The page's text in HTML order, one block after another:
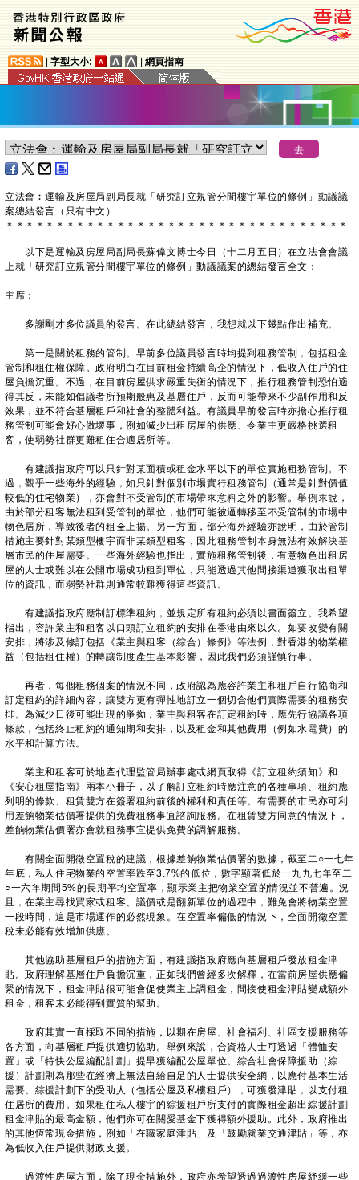
字型大小: 網頁指南
立法會︰運輸及房屋局副局長就「研究訂立規管分間樓宇單位的條例」動議議
案總結發言（只有中文）
＊ ＊ ＊ ＊ ＊ ＊ ＊ ＊ ＊ ＊ ＊ ＊ ＊ ＊ ＊ ＊ ＊ ＊ ＊ ＊ ＊ ＊ ＊ ＊ ＊ ＊ ＊ ＊ ＊ ＊ ＊ ＊ ＊ ＊
以下是運輸及房屋局副局長蘇偉文博士今日（十二月五日）在立法會會議
上就「研究訂立規管分間樓宇單位的條例」動議議案的總結發言全文：
主席：
多謝剛才多位議員的發言。在此總結發言，我想就以下幾點作出補充。
第一是關於租務的管制。早前多位議員發言時均提到租務管制，包括租金
管制和租住權保障。政府明白在目前租金持續高企的情況下，低收入住戶的住
屋負擔沉重。不過，在目前房屋供求嚴重失衡的情況下，推行租務管制恐怕適
得其反，未能如倡議者所預期般惠及基層住戶，反而可能帶來不少副作用和反
效果，並不符合基層租戶和社會的整體利益。有議員早前發言時亦擔心推行租
務管制可能會好心做壞事，例如減少出租房屋的供應、令業主更嚴格挑選租
客，使弱勢社群更難租住合適居所等。
有建議指政府可以只針對某面積或租金水平以下的單位實施租務管制。不
過，觀乎一些海外的經驗，如只針對個別市場實行租務管制（通常是針對價值
較低的住宅物業），亦會對不受管制的市場帶來意料之外的影響。舉例來說，
由於部分租客無法租到受管制的單位，他們可能被逼轉移至不受管制的市場中
物色居所，導致後者的租金上揚。另一方面，部分海外經驗亦說明，由於管制
措施主要針對某類型樓宇而非某類型租客，因此租務管制本身無法有效解決基
層市民的住屋需要。一些海外經驗也指出，實施租務管制後，有意物色出租房
屋的人士或難以在公開市場成功租到單位，只能透過其他間接渠道獲取出租單
位的資訊，而弱勢社群則通常較難獲得這些資訊。
有建議指政府應制訂標準租約，並規定所有租約必須以書面簽立。我希望
指出，容許業主和租客以口頭訂立租約的安排在香港由來以久。如要改變有關
安排，將涉及修訂包括《業主與租客（綜合）條例》等法例，對香港的物業權
益（包括租住權）的轉讓制度產生基本影響，因此我們必須謹慎行事。
再者，每個租務個案的情況不同，政府認為應容許業主和租戶自行協商和
訂定租約的詳細內容，讓雙方更有彈性地訂立一個切合他們實際需要的租務安
排。為減少日後可能出現的爭拗，業主與租客在訂定租約時，應先行協議各項
條款，包括終止租約的通知期和安排，以及租金和其他費用（例如水電費）的
水平和計算方法。
業主和租客可於地產代理監管局辦事處或網頁取得《訂立租約須知》和
《安心租屋指南》兩本小冊子，以了解訂立租約時應注意的各種事項、租約應
列明的條款、租賃雙方在簽署租約前後的權利和責任等。有需要的市民亦可利
用差餉物業估價署提供的免費租務事宜諮詢服務。在租賃雙方同意的情況下，
差餉物業估價署亦會就租務事宜提供免費的調解服務。
有關全面開徵空置稅的建議，根據差餉物業估價署的數據，截至二○一七年
年底，私人住宅物業的空置率跌至3.7%的低位，數字顯著低於一九九七年至二
○一六年期間5%的長期平均空置率，顯示業主把物業空置的情況並不普遍。況
且，在業主尋找買家或租客、議價或是翻新單位的過程中，難免會將物業空置
一段時間，這是市場運作的必然現象。在空置率偏低的情況下，全面開徵空置
稅未必能有效增加供應。
其他協助基層租戶的措施方面，有建議指政府應向基層租戶發放租金津
貼。政府理解基層住戶負擔沉重，正如我們曾經多次解釋，在當前房屋供應偏
緊的情況下，租金津貼很可能會促使業主上調租金，間接使租金津貼變成額外
租金，租客未必能得到實質的幫助。
政府其實一直採取不同的措施，以期在房屋、社會福利、社區支援服務等
各方面，向基層租戶提供適切協助。舉例來說，合資格人士可透過「體恤安
置」或「特快公屋編配計劃」提早獲編配公屋單位。綜合社會保障援助（綜
援）計劃則為那些在經濟上無法自給自足的人士提供安全網，以應付基本生活
需要。綜援計劃下的受助人（包括公屋及私樓租戶），可獲發津貼，以支付租
住居所的費用。如果租住私人樓宇的綜援租戶所支付的實際租金超出綜援計劃
租金津貼的最高金額，他們亦可在關愛基金下獲得額外援助。此外，政府推出
的其他恆常現金措施，例如「在職家庭津貼」及「鼓勵就業交通津貼」等，亦
為低收入住戶提供財政支援。
過渡性房屋方面，除了現金措施外，政府亦希望透過過渡性房屋紓緩一些